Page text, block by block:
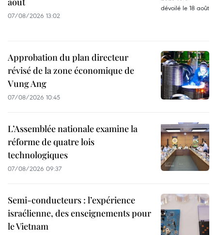
07/08/2026 13:02
Approbation du plan directeur
révisé de la zone économique de
Vung Ang
07/08/2026 10:45
L’Assemblée nationale examine la
réforme de quatre lois
technologiques
07/08/2026 09:37
Semi-conducteurs : l’expérience
israélienne, des enseignements pour
le Vietnam